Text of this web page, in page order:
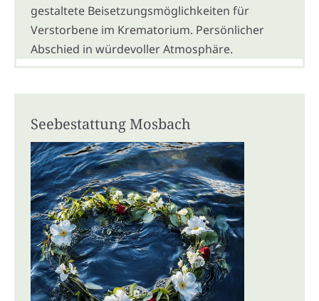
gestaltete Beisetzungsmöglichkeiten für
Verstorbene im Krematorium. Persönlicher
Abschied in würdevoller Atmosphäre.
Seebestattung Mosbach